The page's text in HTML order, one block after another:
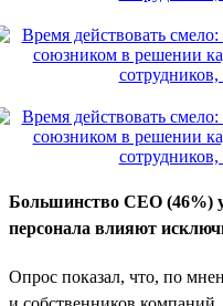
Большинство CEO (46%)
персонала влияют
Опрос показал, что, по